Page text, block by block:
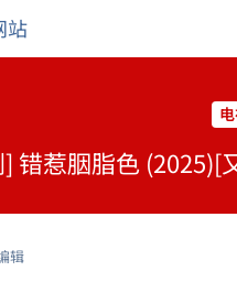
站
错惹胭脂色 (2025)[
辑